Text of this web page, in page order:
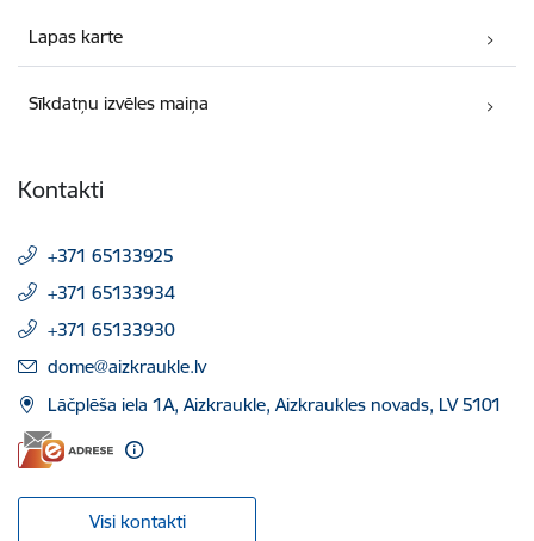
Lapas karte
Sīkdatņu izvēles maiņa
Kontakti
+371 65133925
+371 65133934
+371 65133930
E-pasts:
dome@aizkraukle.lv
Lāčplēša iela 1A, Aizkraukle, Aizkraukles novads, LV 5101
Visi kontakti